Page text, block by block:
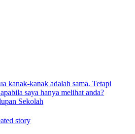
kanak-kanak adalah sama. Tetapi
saya hanya melihat anda?
Sekolah